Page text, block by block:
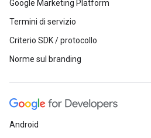
Google Marketing Platform
Termini di servizio
Criterio SDK / protocollo
Norme sul branding
Android